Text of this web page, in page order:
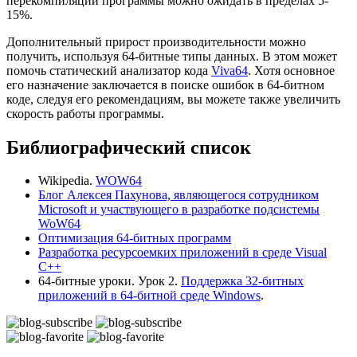
15%.
Дополнительный прирост производительности можно
получить, используя 64-битные типы данных. В этом может
помочь статический анализатор кода Viva64. Хотя основное
его назначение заключается в поиске ошибок в 64-битном
коде, следуя его рекомендациям, вы можете также увеличить
скорость работы программы.
Библиографический список
Wikipedia. WOW64
Блог Алексея Пахунова, являющегося сотрудником
Microsoft и участвующего в разработке подсистемы
WoW64
Оптимизация 64-битных программ
Разработка ресурсоемких приложений в среде Visual
C++
64-битные уроки. Урок 2. Поддержка 32-битных
приложений в 64-битной среде Windows.